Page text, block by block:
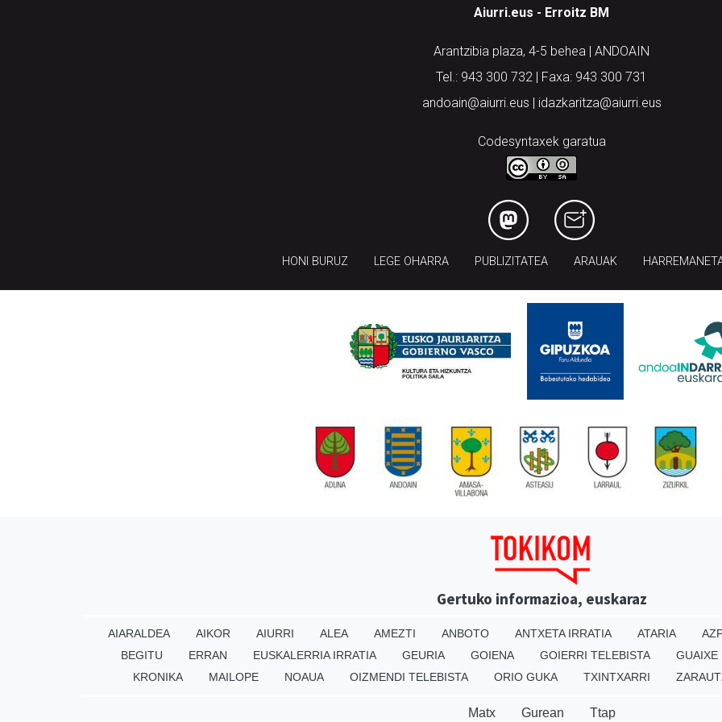
Aiurri.eus - Erroitz BM
Arantzibia plaza, 4-5 behea | ANDOAIN
Tel.: 943 300 732 | Faxa: 943 300 731
andoain@aiurri.eus | idazkaritza@aiurri.eus
Codesyntaxek garatua
HONI BURUZ LEGE OHARRA PUBLIZITATEA ARAUAK
Gertuko informazioa, euskaraz
AIARALDEA AIKOR AIURRI ALEA AMEZTI ANBOTO ANTXETA IRRATIA ATARIA
BEGITU
ERRAN EUSKALERRIA IRRATIA GEURIA GOIENA GOIERRI TELEBISTA GUAIXE
KRONIKA
MAILOPE NOAUA OIZMENDI TELEBISTA ORIO GUKA TXINTXARRI
Matx Gurean Ttap